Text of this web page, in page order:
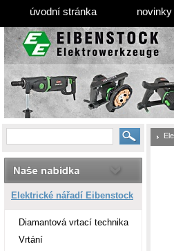
úvodní stránka novinky
Elektrické nářadí Eibenstock
Diamantová vrtací technika
Vrtání